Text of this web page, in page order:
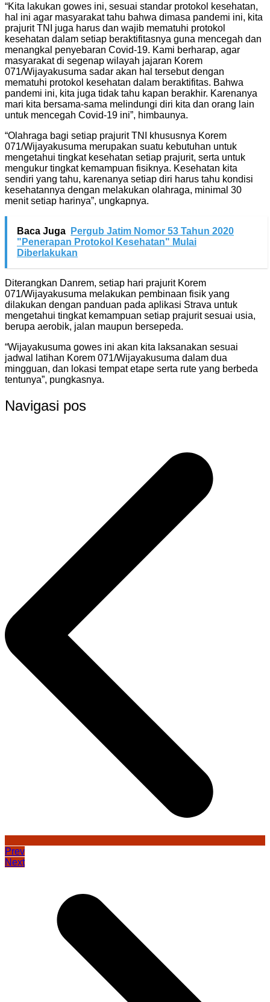
“Kita lakukan gowes ini, sesuai standar protokol kesehatan,
hal ini agar masyarakat tahu bahwa dimasa pandemi ini, kita
prajurit TNI juga harus dan wajib mematuhi protokol
kesehatan dalam setiap beraktifitasnya guna mencegah dan
menangkal penyebaran Covid-19. Kami berharap, agar
masyarakat di segenap wilayah jajaran Korem
071/Wijayakusuma sadar akan hal tersebut dengan
mematuhi protokol kesehatan dalam beraktifitas. Bahwa
pandemi ini, kita juga tidak tahu kapan berakhir. Karenanya
mari kita bersama-sama melindungi diri kita dan orang lain
untuk mencegah Covid-19 ini”, himbaunya.
“Olahraga bagi setiap prajurit TNI khususnya Korem
071/Wijayakusuma merupakan suatu kebutuhan untuk
mengetahui tingkat kesehatan setiap prajurit, serta untuk
mengukur tingkat kemampuan fisiknya. Kesehatan kita
sendiri yang tahu, karenanya setiap diri harus tahu kondisi
kesehatannya dengan melakukan olahraga, minimal 30
menit setiap harinya”, ungkapnya.
Baca Juga
Pergub Jatim Nomor 53 Tahun 2020
"Penerapan Protokol Kesehatan" Mulai
Diberlakukan
Diterangkan Danrem, setiap hari prajurit Korem
071/Wijayakusuma melakukan pembinaan fisik yang
dilakukan dengan panduan pada aplikasi Strava untuk
mengetahui tingkat kemampuan setiap prajurit sesuai usia,
berupa aerobik, jalan maupun bersepeda.
“Wijayakusuma gowes ini akan kita laksanakan sesuai
jadwal latihan Korem 071/Wijayakusuma dalam dua
mingguan, dan lokasi tempat etape serta rute yang berbeda
tentunya”, pungkasnya.
Navigasi pos
Prev
Next